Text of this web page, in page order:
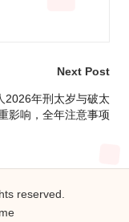
Next Post
2026年刑太岁与破太
影响，全年注意事项
reserved.